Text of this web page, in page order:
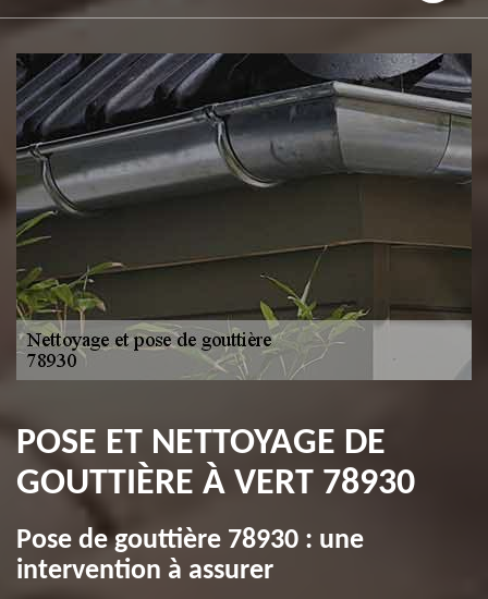
POSE ET NETTOYAGE DE
GOUTTIÈRE À VERT 78930
Pose de gouttière 78930 : une
intervention à assurer